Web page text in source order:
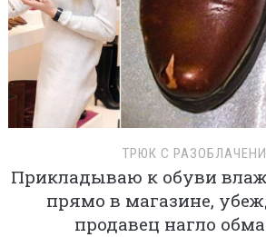
ТРЮК С
Прикладываю к обуви
прямо в магазине,
продавец нагло